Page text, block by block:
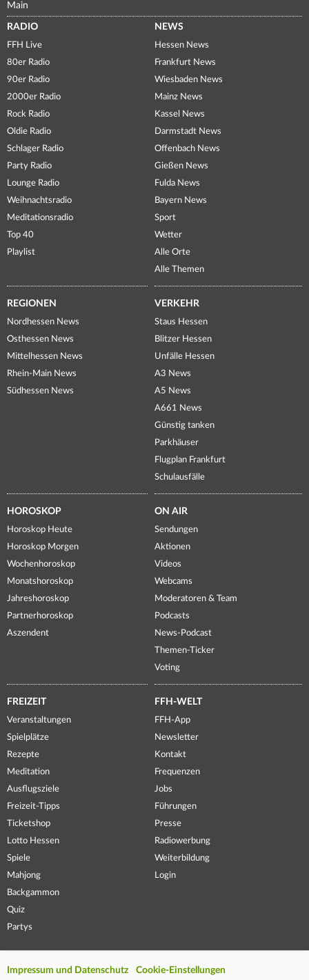
Main
RADIO
FFH Live
80er Radio
90er Radio
2000er Radio
Rock Radio
Oldie Radio
Schlager Radio
Party Radio
Lounge Radio
Weihnachtsradio
Meditationsradio
Top 40
Playlist
NEWS
Hessen News
Frankfurt News
Wiesbaden News
Mainz News
Kassel News
Darmstadt News
Offenbach News
Gießen News
Fulda News
Bayern News
Sport
Wetter
Alle Orte
Alle Themen
REGIONEN
Nordhessen News
Osthessen News
Mittelhessen News
Rhein-Main News
Südhessen News
VERKEHR
Staus Hessen
Blitzer Hessen
Unfälle Hessen
A3 News
A5 News
A661 News
Günstig tanken
Parkhäuser
Flugplan Frankfurt
Schulausfälle
HOROSKOP
Horoskop Heute
Horoskop Morgen
Wochenhoroskop
Monatshoroskop
Jahreshoroskop
Partnerhoroskop
Aszendent
ON AIR
Sendungen
Aktionen
Videos
Webcams
Moderatoren & Team
Podcasts
News-Podcast
Themen-Ticker
Voting
FREIZEIT
Veranstaltungen
Spielplätze
Rezepte
Meditation
Ausflugsziele
Freizeit-Tipps
Ticketshop
Lotto Hessen
Spiele
Mahjong
Backgammon
Quiz
Partys
FFH-WELT
FFH-App
Newsletter
Kontakt
Frequenzen
Jobs
Führungen
Presse
Radiowerbung
Weiterbildung
Login
Impressum und Datenschutz Cookie-Einstellungen